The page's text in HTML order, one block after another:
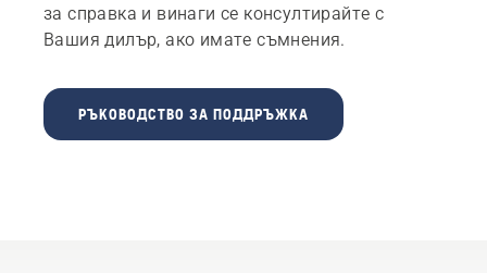
за справка и винаги се консултирайте с
Вашия дилър, ако имате съмнения.
РЪКОВОДСТВО ЗА ПОДДРЪЖКА